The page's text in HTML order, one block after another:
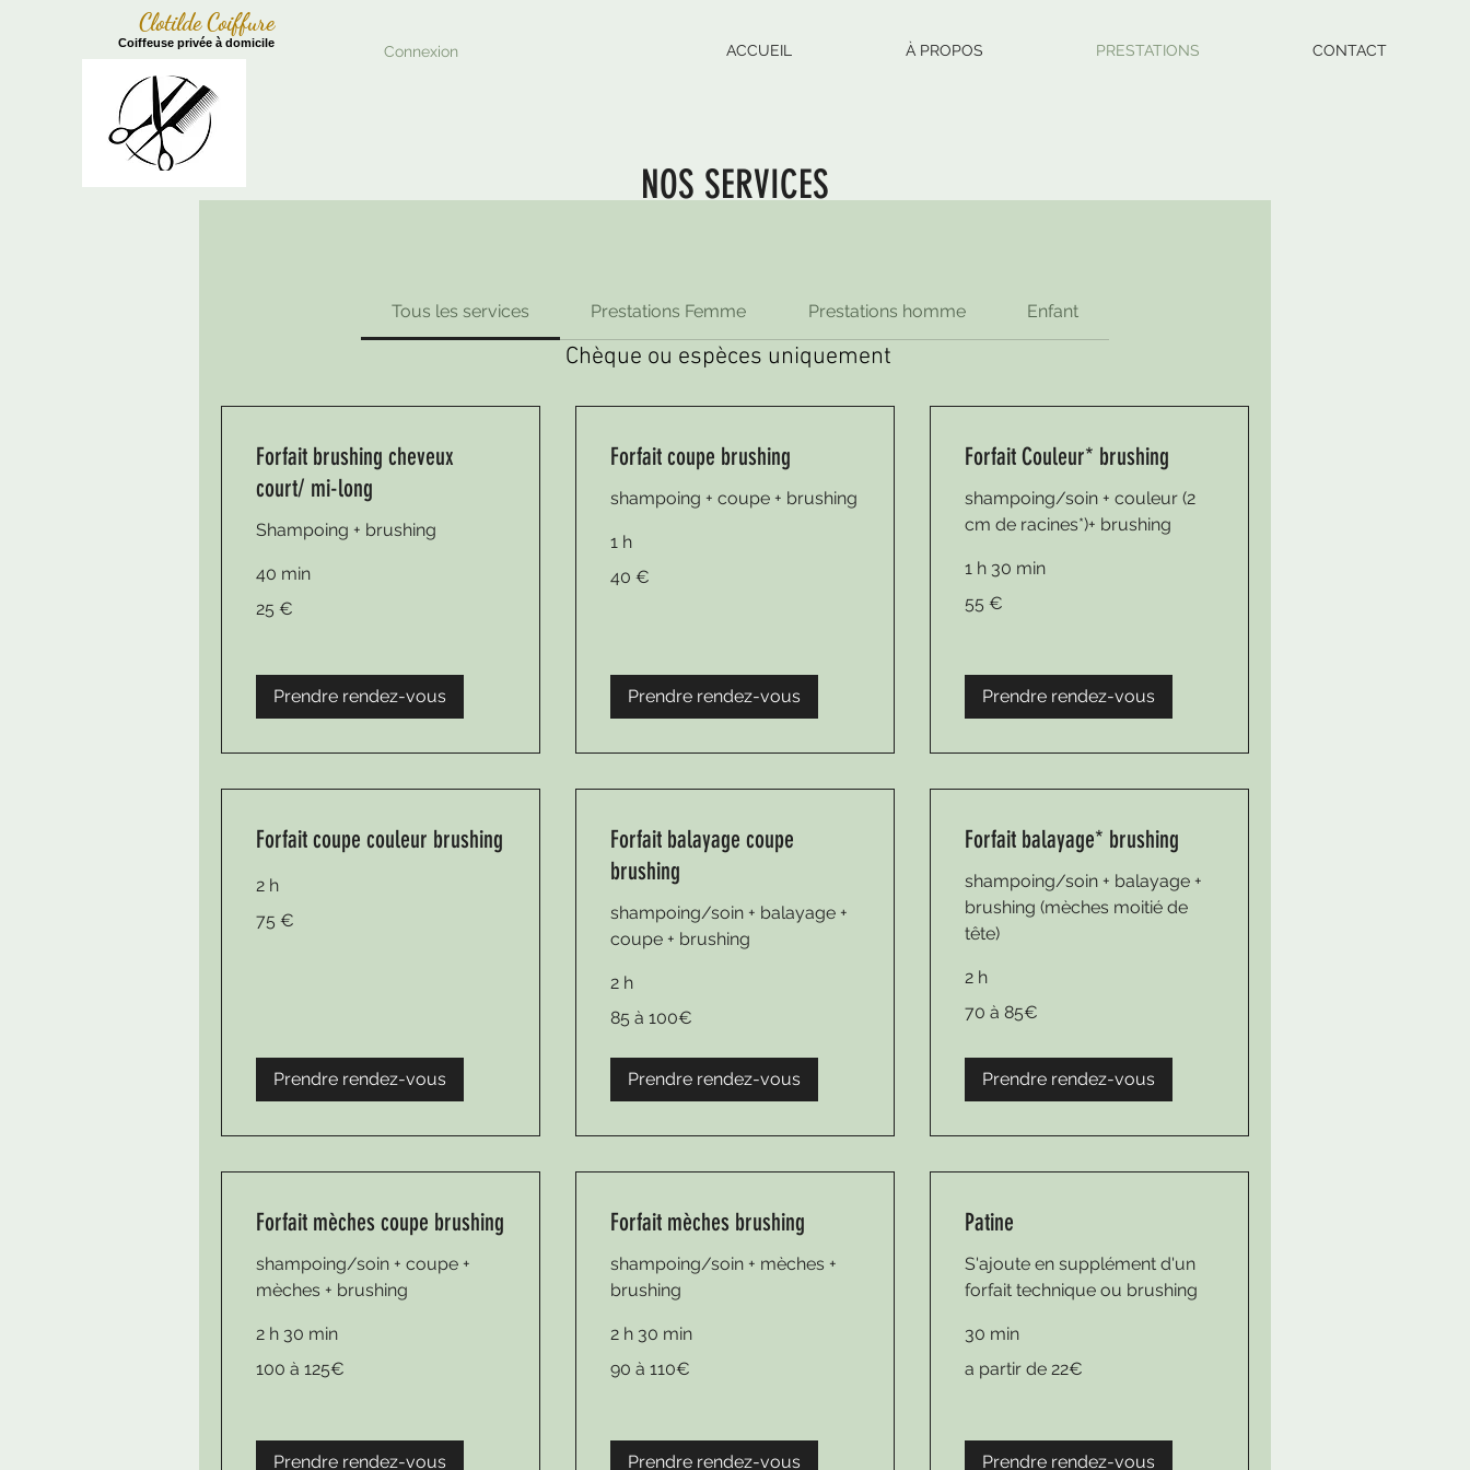
Connexion
Clotilde Coiffure
Coiffeuse privée à domicile ACCUEIL À PROPOS PRESTATIONS CONTACT
NOS SERVICES
Tous les services Prestations Femme Prestations homme Enfant
Forfait brushing cheveux
court/ mi-long
Shampoing + brushing
40 min
euros
25 €
Prendre rendez-vous
Forfait coupe brushing
shampoing + coupe + brushing
1 h
euros
40 €
Prendre rendez-vous
Forfait Couleur* brushing
shampoing/soin + couleur (2
cm de racines*)+ brushing
1 h 30 min
euros
55 €
Prendre rendez-vous
Forfait coupe couleur brushing
2 h
euros
75 €
Prendre rendez-vous
Forfait balayage coupe
brushing
shampoing/soin + balayage +
coupe + brushing
2 h
à
100€
85 à 100€
Prendre rendez-vous
Forfait balayage* brushing
shampoing/soin + balayage +
brushing (mèches moitié de
tête)
2 h
à
70 à 85€
Prendre rendez-vous
Forfait mèches coupe brushing
shampoing/soin + coupe +
mèches + brushing
2 h 30 min
à100 à 125€
Prendre rendez-vous
Forfait mèches brushing
shampoing/soin + mèches +
brushing
2 h 30 min
à
110€
90 à 110€
Prendre rendez-vous
Patine
S'ajoute en supplément d'un
forfait technique ou brushing
30 min
partir
a partir de 22€
Prendre rendez-vous
Chèque ou espèces uniquement